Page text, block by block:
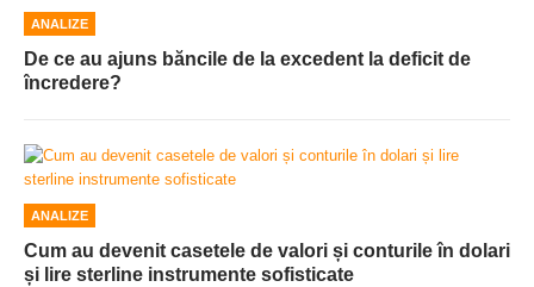
ANALIZE
De ce au ajuns băncile de la excedent la deficit de
încredere?
ANALIZE
Cum au devenit casetele de valori și conturile în dolari
și lire sterline instrumente sofisticate